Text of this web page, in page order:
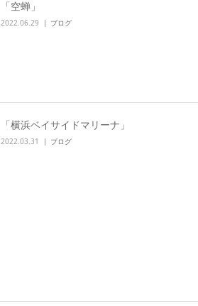
「空蝉」
2022.06.29 ブログ
「横浜ベイサイドマリーナ」
2022.03.31 ブログ